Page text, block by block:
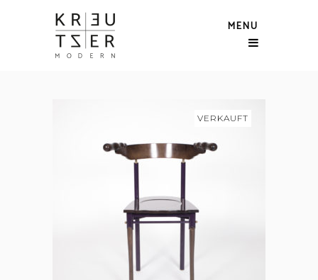
MENU
VERKAUFT